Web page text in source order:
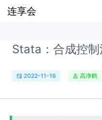
连享会
Stata：合成控
2022-11-16 高净鹤